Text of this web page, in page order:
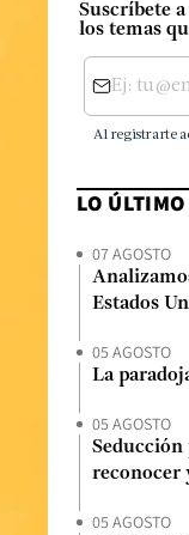
Suscríbete
los temas
LO ÚLTIMO
07 AGOSTO
Estados
05 AGOSTO
La
05 AGOSTO
Seducción
reconocer
05 AGOSTO